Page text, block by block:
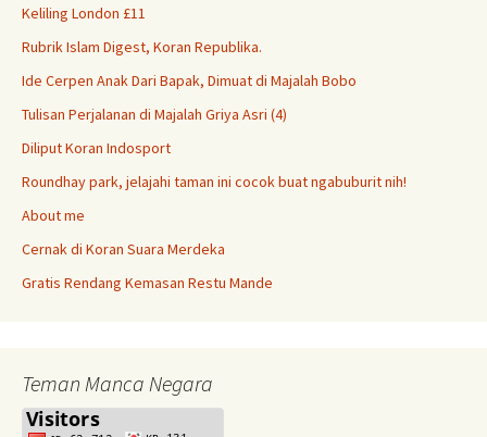
Keliling London £11
Rubrik Islam Digest, Koran Republika.
Ide Cerpen Anak Dari Bapak, Dimuat di Majalah Bobo
Tulisan Perjalanan di Majalah Griya Asri (4)
Diliput Koran Indosport
Roundhay park, jelajahi taman ini cocok buat ngabuburit nih!
About me
Cernak di Koran Suara Merdeka
Gratis Rendang Kemasan Restu Mande
Teman Manca Negara